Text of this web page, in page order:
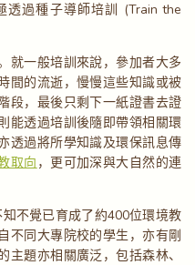
透過種子導師培訓 (Train the
就一般培訓來說，參加者大多
間的流逝，慢慢這些知識或被
段，最後只剩下一紙證書去證
能透過培訓後隨即帶領相關環
透過將所學知識及環保訊息傳
取向 ，更可加深與大自然的連
不覺已育成了約400位環境教
不同大專院校的學生，亦有剛
題亦相關廣泛，包括森林、